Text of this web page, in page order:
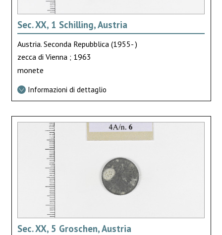
Sec. XX, 1 Schilling, Austria
Austria. Seconda Repubblica (1955- )
zecca di Vienna ; 1963
monete
Informazioni di dettaglio
Sec. XX, 5 Groschen, Austria